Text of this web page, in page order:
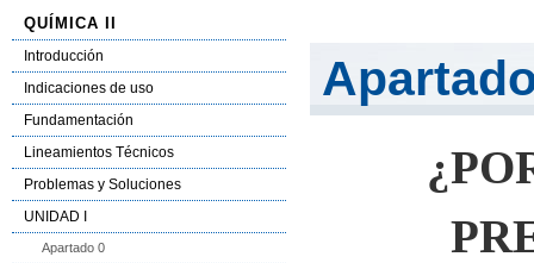
QUÍMICA II
Introducción
Indicaciones de uso
Fundamentación
Lineamientos Técnicos
Problemas y Soluciones
UNIDAD I
Apartado 0
¿